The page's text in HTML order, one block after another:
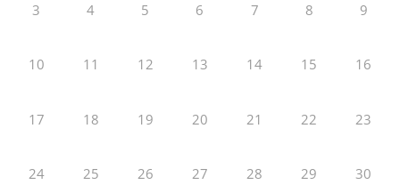
3 4 5 6 7 8 9
10 11 12 13 14 15 16
17 18 19 20 21 22 23
24 25 26 27 28 29 30